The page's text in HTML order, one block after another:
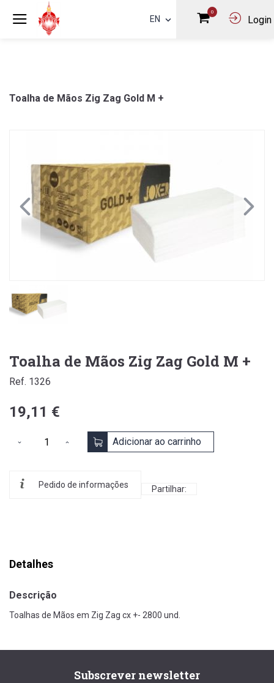
EN
0
Login
Toalha de Mãos Zig Zag Gold M +
Toalha de Mãos Zig Zag Gold M +
Ref. 1326
19,11 €
Adicionar ao carrinho
Pedido de informações Partilhar:
Detalhes
Descrição
Toalhas de Mãos em Zig Zag cx +- 2800 und.
Subscrever newsletter